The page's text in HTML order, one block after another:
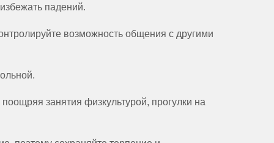
падений.
возможность общения с другими
занятия физкультурой, прогулки на